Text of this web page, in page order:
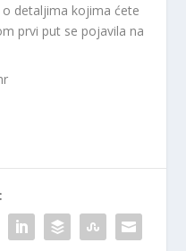
detaljima kojima ćete
prvi put se pojavila na